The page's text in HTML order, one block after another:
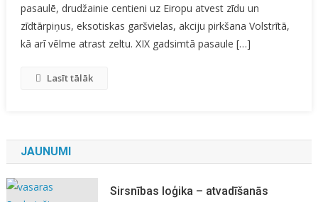
pasaulē, drudžainie centieni uz Eiropu atvest zīdu un
zīdtārpiņus, eksotiskas garšvielas, akciju pirkšana Volstrītā,
kā arī vēlme atrast zeltu. XIX gadsimtā pasaule […]
Lasīt tālāk
JAUNUMI
Sirsnības loģika – atvadīšanās